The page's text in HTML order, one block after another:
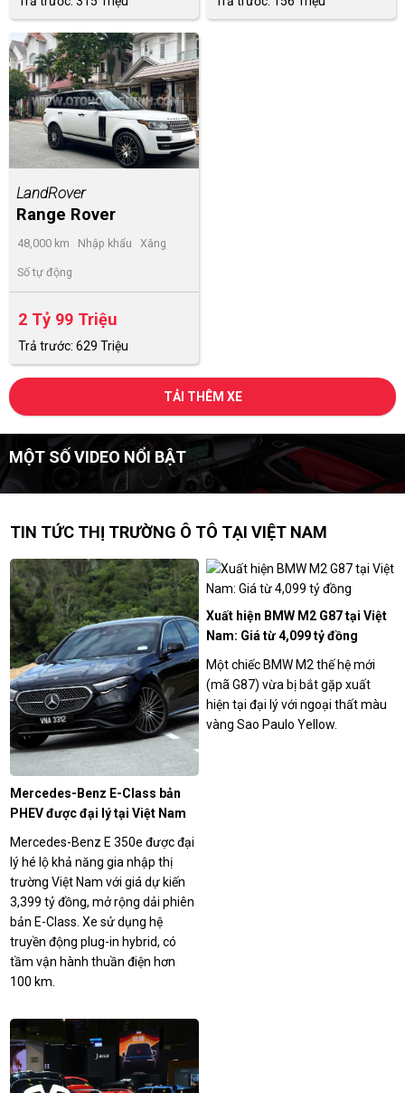
LandRover
Range Rover
Supercharged 5.0
48,000 km Nhập khẩu Xăng
Số tự động
2 Tỷ 99 Triệu
Trả trước: 629 Triệu
TẢI THÊM XE
MỘT SỐ VIDEO NỔI BẬT
TIN TỨC THỊ TRƯỜNG Ô TÔ TẠI VIỆT NAM
Mercedes-Benz E-Class bản
PHEV được đại lý tại Việt Nam
Mercedes-Benz E 350e được đại
lý hé lộ khả năng gia nhập thị
trường Việt Nam với giá dự kiến
3,399 tỷ đồng, mở rộng dải phiên
bản E-Class. Xe sử dụng hệ
truyền động plug-in hybrid, có
tầm vận hành thuần điện hơn
100 km.
Xuất hiện BMW M2 G87 tại Việt
Nam: Giá từ 4,099 tỷ đồng
Một chiếc BMW M2 thế hệ mới
(mã G87) vừa bị bắt gặp xuất
hiện tại đại lý với ngoại thất màu
vàng Sao Paulo Yellow.